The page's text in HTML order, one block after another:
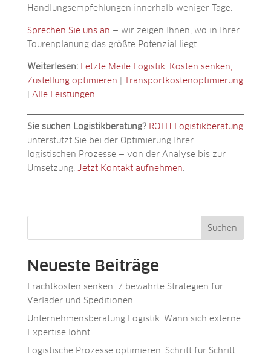
Handlungsempfehlungen innerhalb weniger Tage.
Sprechen Sie uns an — wir zeigen Ihnen, wo in Ihrer
Tourenplanung das größte Potenzial liegt.
Weiterlesen: Letzte Meile Logistik: Kosten senken,
Zustellung optimieren | Transportkostenoptimierung
| Alle Leistungen
Sie suchen Logistikberatung? ROTH Logistikberatung
unterstützt Sie bei der Optimierung Ihrer
logistischen Prozesse — von der Analyse bis zur
Umsetzung. Jetzt Kontakt aufnehmen.
Suchen
Neueste Beiträge
Frachtkosten senken: 7 bewährte Strategien für
Verlader und Speditionen
Unternehmensberatung Logistik: Wann sich externe
Expertise lohnt
Logistische Prozesse optimieren: Schritt für Schritt